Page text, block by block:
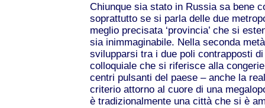
Chiunque sia stato in Russia sa bene
soprattutto se si parla delle due
meglio precisata ‘provincia’ che si
sia inimmaginabile. Nella seconda
svilupparsi tra i due poli contrapposti
colloquiale che si riferisce alla
centri pulsanti del paese – anche la
criterio attorno al cuore di una
è tradizionalmente una città che si è